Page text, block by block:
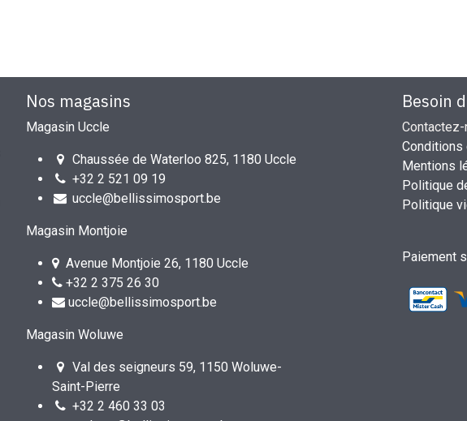
Besoin
Contactez-
Conditions
Mentions
Politique
Politique
Paiement
Nos magasins
Magasin Uccle
Chaussée de Waterloo 825, 1180 Uccle
+32 2 521 09 19
uccle@bellissimosport.be
Magasin Montjoie
Avenue Montjoie 26, 1180 Uccle
+32 2 375 26 30
uccle@bellissimosport.be
Magasin Woluwe
Val des seigneurs 59, 1150 Woluwe-
Saint-Pierre
+32 2 460 33 03